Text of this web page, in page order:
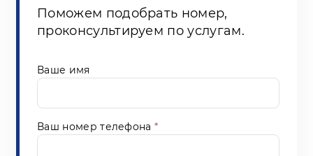
Поможем подобрать номер,
проконсультируем по услугам.
Ваше имя
Ваш номер телефона*